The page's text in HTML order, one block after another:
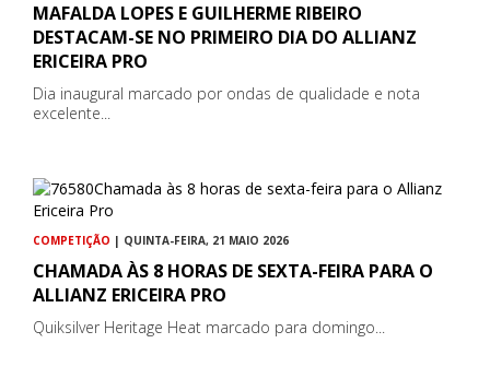
MAFALDA LOPES E GUILHERME RIBEIRO
DESTACAM-SE NO PRIMEIRO DIA DO ALLIANZ
ERICEIRA PRO
Dia inaugural marcado por ondas de qualidade e nota
excelente...
COMPETIÇÃO | QUINTA-FEIRA, 21 MAIO 2026
CHAMADA ÀS 8 HORAS DE SEXTA-FEIRA PARA O
ALLIANZ ERICEIRA PRO
Quiksilver Heritage Heat marcado para domingo...